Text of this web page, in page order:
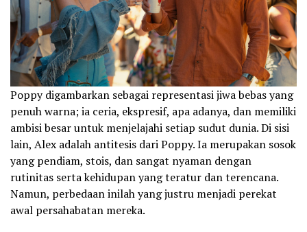
‎Poppy digambarkan sebagai representasi jiwa bebas yang
penuh warna; ia ceria, ekspresif, apa adanya, dan memiliki
ambisi besar untuk menjelajahi setiap sudut dunia. Di sisi
lain, Alex adalah antitesis dari Poppy. Ia merupakan sosok
yang pendiam, stois, dan sangat nyaman dengan
rutinitas serta kehidupan yang teratur dan terencana.
Namun, perbedaan inilah yang justru menjadi perekat
awal persahabatan mereka.